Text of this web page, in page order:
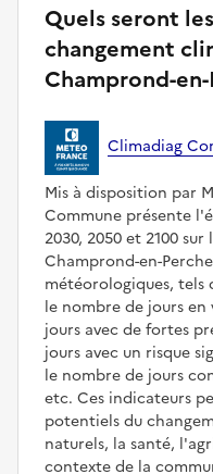
Quels seront
changement
Champrond-
Climadiag
Mis à disposition par
Commune présente
2030, 2050 et 2100
Champrond-en-
météorologiques, tels
le nombre de jours en
jours avec de fortes
jours avec un risque
le nombre de jours
etc. Ces indicateurs
potentiels du
naturels, la santé,
contexte de la